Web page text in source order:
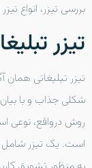
بررسی تیزر، انواع
تیزر
تیزر تبلیغاتی همان
شکلی جذاب و با
روش درواقع، نوعی
است. یک تیزر شامل